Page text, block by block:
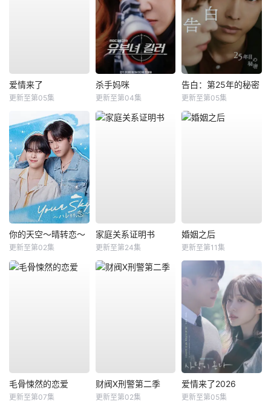
爱情来了
更新至第05集
杀手妈咪
更新至第04集
告白：第25年的秘密
更新至第05集
你的天空～晴转恋～
更新至第02集
家庭关系证明书
更新至第24集
婚姻之后
更新至第11集
毛骨悚然的恋爱
更新至第07集
财阀X刑警第二季
更新至第02集
爱情来了2026
更新至第05集